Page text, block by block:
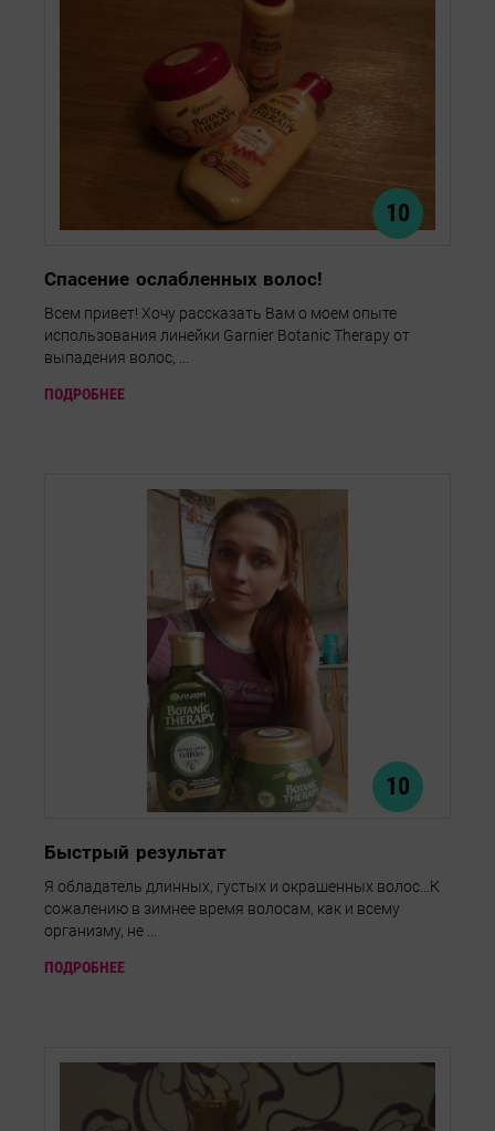
10
Спасение ослабленных волос!
Всем привет! Хочу рассказать Вам о моем опыте
использования линейки Garnier Botanic Therapy от
выпадения волос, ...
ПОДРОБНЕЕ
10
Быстрый результат
Я обладатель длинных, густых и окрашенных волос...К
сожалению в зимнее время волосам, как и всему
организму, не ...
ПОДРОБНЕЕ